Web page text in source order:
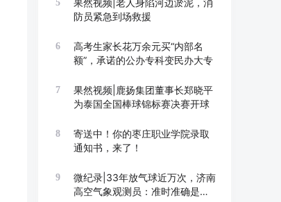
5
果然视频|老人身陷河边淤泥，消
防员紧急到场救援
6
高考生家长花万余元买“内部名
额”，承诺的公办专科变民办大专
7
果然视频|鹿扬集团董事长郑晓平
为泰国全国棒球锦标赛决赛开球
8
寄送中！你的枣庄职业学院录取
通知书，来了！
9
微纪录|33年放气球近万次，济南
高空气象观测员：准时准确是底